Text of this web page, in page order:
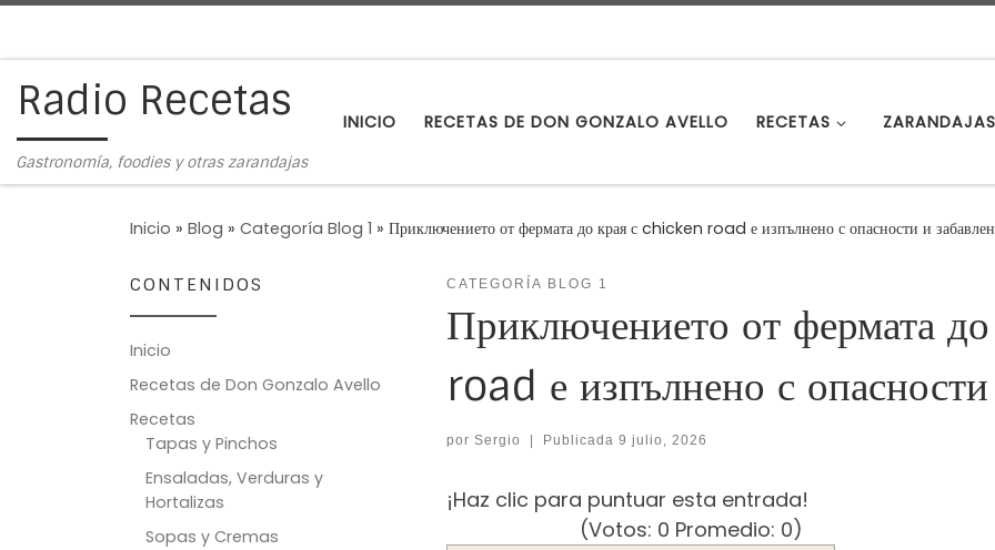
Radio Recetas
Gastronomía, foodies y otras zarandajas
INICIO RECETAS DE DON GONZALO AVELLO RECETAS ZARANDAJAS
Inicio » Blog » Categoría Blog 1 » Приключението от фермата до края с chicken road е изпълнено с опасности и
CATEGORÍA BLOG 1
Приключението от фермата
road е изпълнено с
por Sergio Publicada 9 julio, 2026
¡Haz clic para puntuar esta entrada!
(Votos: 0 Promedio: 0)
CONTENIDOS
Inicio
Recetas de Don Gonzalo Avello
Recetas
Tapas y Pinchos
Ensaladas, Verduras y
Hortalizas
Sopas y Cremas